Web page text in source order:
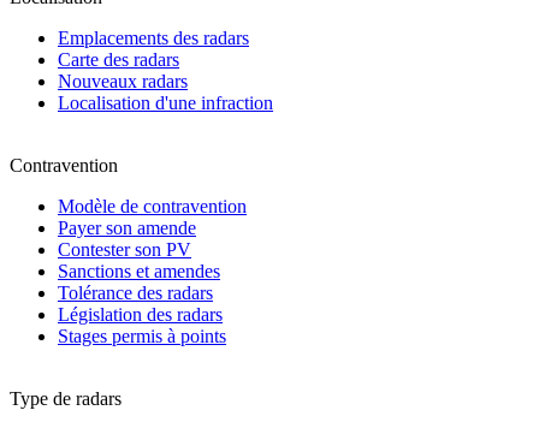
Emplacements des radars
Carte des radars
Nouveaux radars
Localisation d'une infraction
Contravention
Modèle de contravention
Payer son amende
Contester son PV
Sanctions et amendes
Tolérance des radars
Législation des radars
Stages permis à points
Type de radars